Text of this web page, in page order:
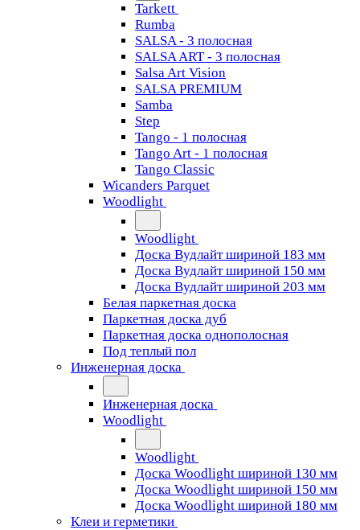
Tarkett
Rumba
SALSA - 3 полосная
SALSA ART - 3 полосная
Salsa Art Vision
SALSA PREMIUM
Samba
Step
Tango - 1 полосная
Tango Art - 1 полосная
Tango Classiс
Wicanders Parquet
Woodlight
Woodlight
Доска Вудлайт шириной 183 мм
Доска Вудлайт шириной 150 мм
Доска Вудлайт шириной 203 мм
Белая паркетная доска
Паркетная доска дуб
Паркетная доска однополосная
Под теплый пол
Инженерная доска
Инженерная доска
Woodlight
Woodlight
Доска Woodlight шириной 130 мм
Доска Woodlight шириной 150 мм
Доска Woodlight шириной 180 мм
Клеи и герметики